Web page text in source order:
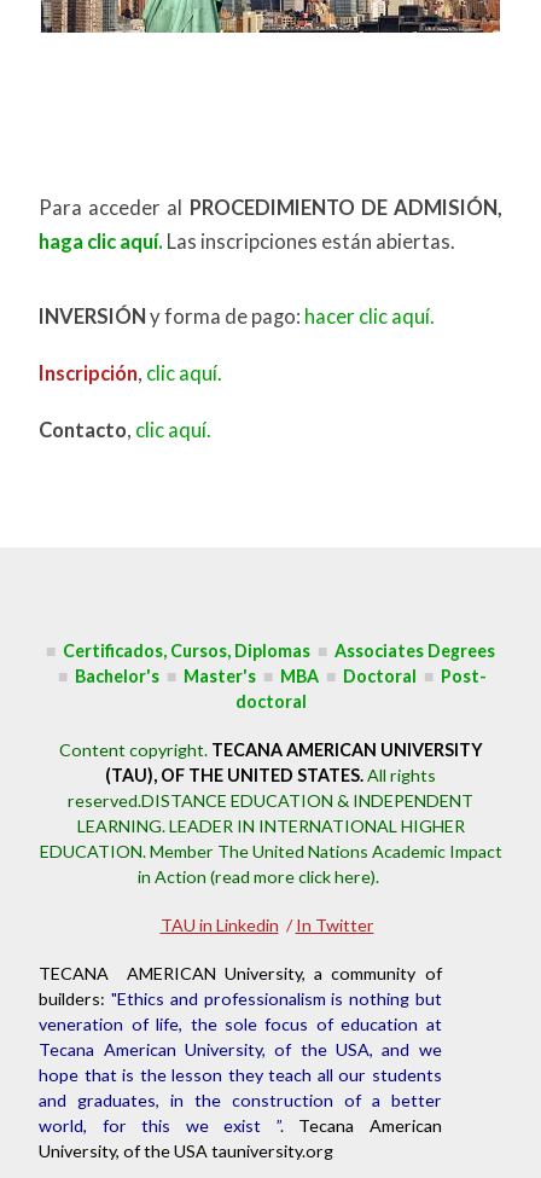
Para acceder al
PROCEDIMIENTO DE ADMISIÓN,
haga clic aquí. Las inscripciones están abiertas.
INVERSIÓN y forma de pago: hacer clic aquí.
Inscripción, clic aquí.
Contacto, clic aquí.
■ Certificados, Cursos, Diplomas ■ Associates Degrees
■ Bachelor's ■ Master's ■ MBA ■ Doctoral ■ Post-
doctoral
Content copyright. TECANA AMERICAN UNIVERSITY
(TAU), OF THE UNITED STATES.All rights
reserved.DISTANCE EDUCATION & INDEPENDENT
LEARNING. LEADER IN INTERNATIONAL HIGHER
EDUCATION.Member The United Nations Academic Impact
in Action (read more click here).
TAU in Linkedin /In Twitter
TECANA AMERICAN University, a community of
builders: "Ethics and professionalism is nothing but
veneration of life, the sole focus of education at
Tecana American University, of the USA, and we
hope that is the lesson they teach all our students
and graduates, in the construction of a better
world, for this we exist ”. Tecana American
University, of the USA tauniversity.org